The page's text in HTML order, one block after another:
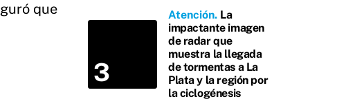
que
Atención La
impactante imagen
de radar que
muestra la llegada
de tormentas a La
Plata y la región por
la ciclogénesis